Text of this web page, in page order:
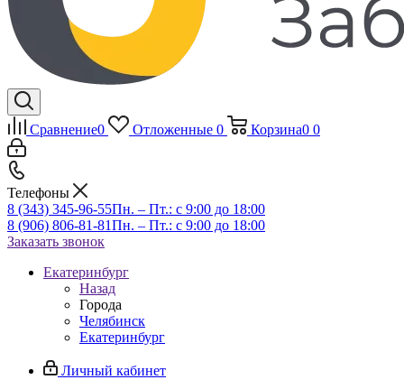
Сравнение0 Отложенные 0 Корзина0 0
Телефоны
8 (343) 345-96-55Пн. – Пт.: с 9:00 до 18:00
8 (906) 806-81-81Пн. – Пт.: с 9:00 до 18:00
Заказать звонок
Екатеринбург
Назад
Города
Челябинск
Екатеринбург
Личный кабинет